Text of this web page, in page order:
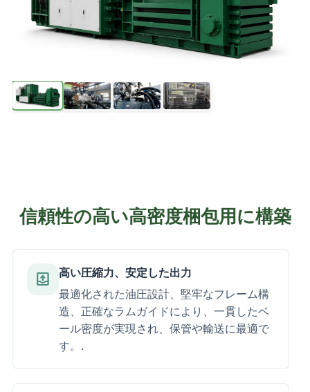
信頼性の高い高密度梱包用に構築
outbox
高い圧縮力、安定した出力
最適化された油圧設計、堅牢なフレーム構
造、正確なラムガイドにより、一貫したベ
ール密度が実現され、保管や輸送に最適で
す。.